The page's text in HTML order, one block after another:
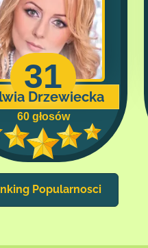
31
Drzewiecka
60 głosów
Popularnosci